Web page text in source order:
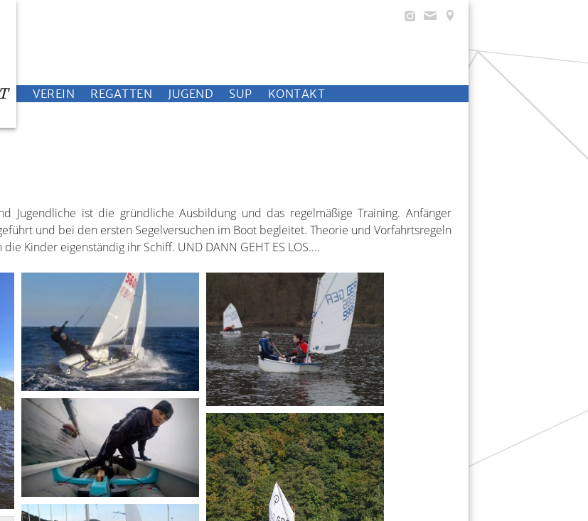
VEREIN REGATTEN JUGEND SUP KONTAKT
Jugendliche ist die gründliche Ausbildung und das regelmäßige Training. Anfänger
und bei den ersten Segelversuchen im Boot begleitet. Theorie und Vorfahrtsregeln
Kinder eigenständig ihr Schiff. UND DANN GEHT ES LOS....